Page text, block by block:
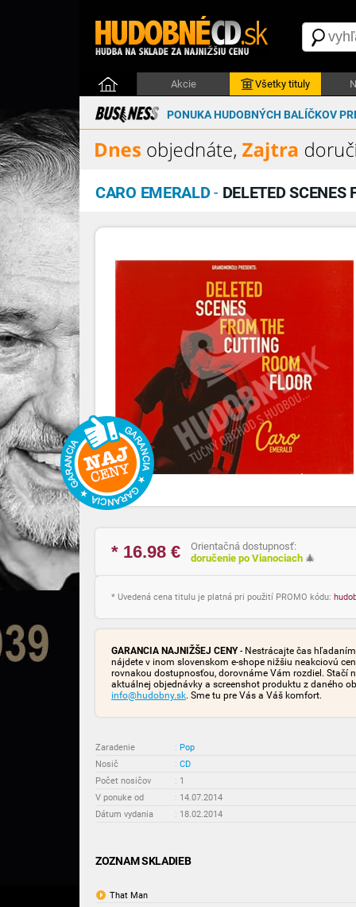
Akcie Všetky tituly
PONUKA HUDOBNÝCH BALÍČKOV
CARO EMERALD- DELETED
* 16.98 €
Orientačná dostupnosť:
doručenie po Vianociach 🎄
* Uvedená cena titulu je platná pri použití PROMO kódu:
GARANCIA NAJNIŽŠEJ CENY- Nestrácajte čas
nájdete v inom slovenskom e-shope nižšiu neakciovú
rovnakou dostupnosťou, dorovnáme Vám rozdiel. Stačí
aktuálnej objednávky a screenshot produktu z daného
info@hudobny.sk. Sme tu pre Vás a Váš komfort.
Zaradenie : Pop
Nosič
: CD
Počet nosičov
: 1
V ponuke od
: 14.07.2014
Dátum vydania
: 18.02.2014
ZOZNAM SKLADIEB
That Man